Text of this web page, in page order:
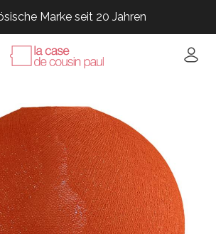
Marke seit 20 Jahren
Marke seit 20 Jahren
Marke seit 20 Jahren
Marke seit 20 Jahren